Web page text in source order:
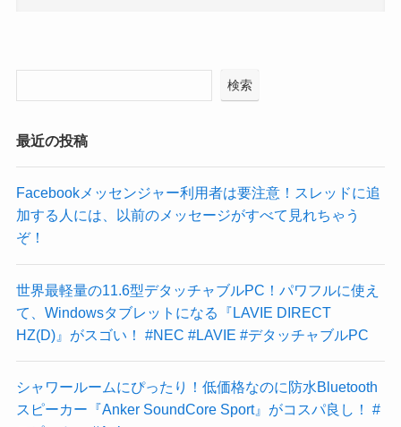
検索
最近の投稿
Facebookメッセンジャー利用者は要注意！スレッドに追
加する人には、以前のメッセージがすべて見れちゃう
ぞ！
世界最軽量の11.6型デタッチャブルPC！パワフルに使え
て、Windowsタブレットになる『LAVIE DIRECT
HZ(D)』がスゴい！ #NEC #LAVIE #デタッチャブルPC
シャワールームにぴったり！低価格なのに防水Bluetooth
スピーカー『Anker SoundCore Sport』がコスパ良し！ #